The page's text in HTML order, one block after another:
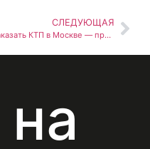
СЛЕДУЮЩАЯ
Заказать КТП в Москве — производство в Белгороде, доставка за 3 дня